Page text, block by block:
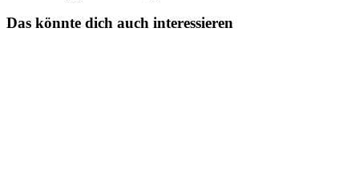
Das könnte dich auch interessieren